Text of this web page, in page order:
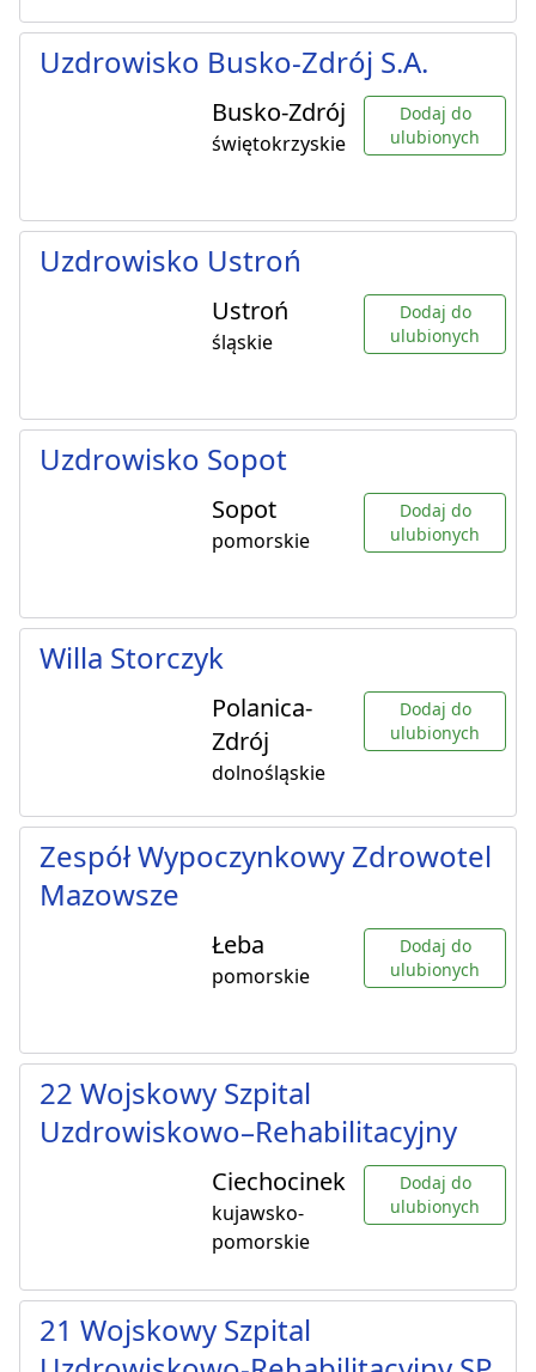
Uzdrowisko Busko-Zdrój S.A.
Busko-Zdrój
świętokrzyskie
Dodaj do
ulubionych
Uzdrowisko Ustroń
Ustroń
śląskie
Dodaj do
ulubionych
Uzdrowisko Sopot
Sopot
pomorskie
Dodaj do
ulubionych
Willa Storczyk
Polanica-
Zdrój
dolnośląskie
Dodaj do
ulubionych
Zespół Wypoczynkowy Zdrowotel
Mazowsze
Łeba
pomorskie
Dodaj do
ulubionych
22 Wojskowy Szpital
Uzdrowiskowo–Rehabilitacyjny
Ciechocinek
kujawsko-
pomorskie
Dodaj do
ulubionych
21 Wojskowy Szpital